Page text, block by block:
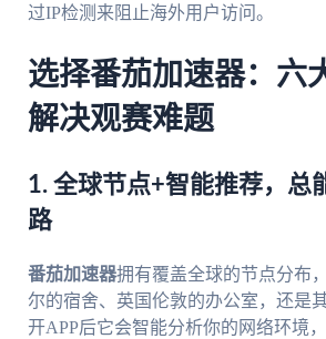
过IP检测来阻止海外用户访问。
选择番茄加速器：六
解决观赛难题
1. 全球节点+智能推荐，总
路
番茄加速器拥有覆盖全球的节点分布
尔的宿舍、英国伦敦的办公室，还是
开APP后它会智能分析你的网络环境